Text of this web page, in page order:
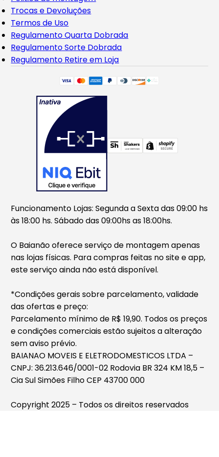
Trocas e Devoluções
Termos de Uso
Regulamento Quarta Dobrada
Regulamento Sorte Dobrada
Regulamento Retire em Loja
Funcionamento Lojas: Segunda a Sexta das 09:00 hs
às 18:00 hs. Sábado das 09:00hs as 18:00hs.
O Baianão oferece serviço de montagem apenas
nas lojas físicas. Para compras feitas no site e app,
este serviço ainda não está disponível.
*Condições gerais sobre parcelamento, validade
das ofertas e preço:
Parcelamento mínimo de R$ 19,90. Todos os preços
e condições comerciais estão sujeitos a alteração
sem aviso prévio.
BAIANAO MOVEIS E ELETRODOMESTICOS LTDA –
CNPJ: 36.213.646/0001-02 Rodovia BR 324 KM 18,5 –
Cia Sul Simões Filho CEP 43700 000
Copyright 2025 – Todos os direitos reservados